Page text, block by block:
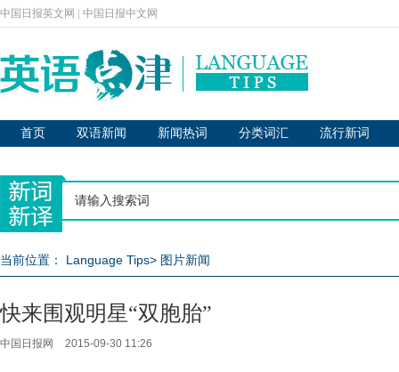
中国日报英文网 中国日报中文网
首页 双语新闻 新闻热词 分类词汇 流行新词
当前位置： Language Tips> 图片新闻
快来围观明星“双胞胎”
中国日报网 2015-09-30 11:26